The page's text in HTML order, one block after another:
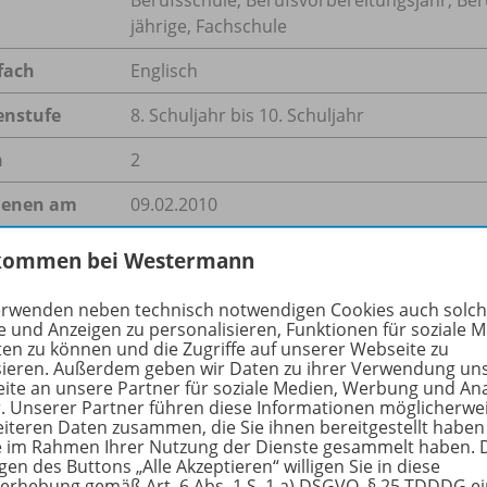
jährige, Fachschule
Englisch
8. Schuljahr bis 10. Schuljahr
2
am
09.02.2010
196,0 kB
bei Westermann
neben technisch notwendigen Cookies auch
und Anzeigen zu personalisieren, Funktionen für soziale
zu können und die Zugriffe auf unserer Webseite zu
Außerdem geben wir Daten zu ihrer Verwendung
an unsere Partner für soziale Medien, Werbung und
Unserer Partner führen diese Informationen
Daten zusammen, die Sie ihnen bereitgestellt
im Rahmen Ihrer Nutzung der Dienste gesammelt haben.
des Buttons „Alle Akzeptieren“ willigen Sie in diese